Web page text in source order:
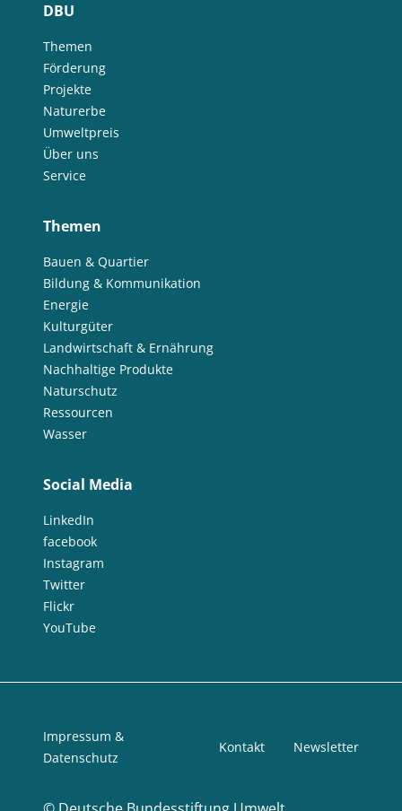
DBU
Themen
Förderung
Projekte
Naturerbe
Umweltpreis
Über uns
Service
Themen
Bauen & Quartier
Bildung & Kommunikation
Energie
Kulturgüter
Landwirtschaft & Ernährung
Nachhaltige Produkte
Naturschutz
Ressourcen
Wasser
Social Media
LinkedIn
facebook
Instagram
Twitter
Flickr
YouTube
Impressum &
Datenschutz
Kontakt Newsletter